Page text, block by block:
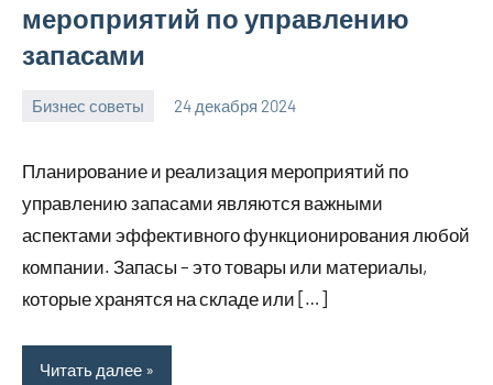
мероприятий по управлению
запасами
Бизнес советы 24 декабря 2024
Планирование и реализация мероприятий по
управлению запасами являются важными
аспектами эффективного функционирования любой
компании. Запасы – это товары или материалы,
которые хранятся на складе или […]
Читать далее